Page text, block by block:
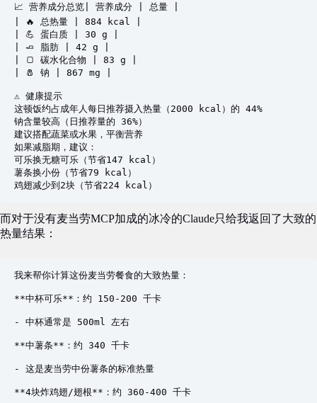
📈 营养成分总览| 营养成分 | 总量 |
| 🔥 总热量 | 884 kcal |
| 💪 蛋白质 | 30 g |
| 🧈 脂肪 | 42 g |
| 🍞 碳水化合物 | 83 g |
| 🧂 钠 | 867 mg |
⚠ 健康提示
这顿饭约占成年人每日推荐摄入热量（2000 kcal）的 44%
钠含量较高（日推荐量的 36%）
建议搭配蔬菜或水果，平衡营养
如果减脂期，建议：
可乐换无糖可乐（节省147 kcal）
薯条换小份（节省79 kcal）
鸡翅减少到2块（节省224 kcal）
而对于没有麦当劳MCP加成的冰冷的Claude只给我返回了大致的
热量结果：
我来帮你计算这份麦当劳餐食的大致热量：
**中杯可乐**：约 150-200 千卡
- 中杯通常是 500ml 左右
**中薯条**：约 340 千卡
- 这是麦当劳中份薯条的标准热量
**4块炸鸡翅/翅根**：约 360-400 千卡